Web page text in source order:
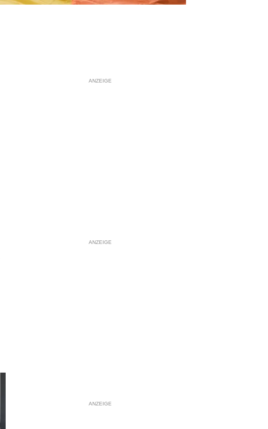
ANZEIGE
ANZEIGE
ANZEIGE